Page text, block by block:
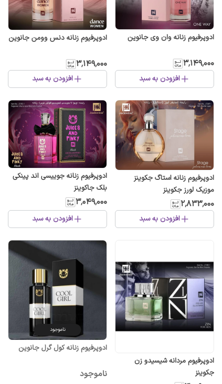
ادوپرفیوم زنانه وان وی جانوین
۳٬۱۴۹٬۰۰۰
افزودن به سبد
ادوپرفیوم زنانه دنس وومن جانوین
۳٬۱۴۹٬۰۰۰
افزودن به سبد
ادوپرفیوم زنانه استاگ جکوینز
موزیک لورز جکوینز
۲٬۸۳۳٬۰۰۰
افزودن به سبد
ادوپرفیوم زنانه جوییسی اند پینکی
بلک جاکوینز
۳٬۰۴۹٬۰۰۰
افزودن به سبد
ادوپرفیوم مردانه شیسیدو زن
جکوینز
ناموجود
ادوپرفیوم زنانه کول گرل جانوین
ناموجود